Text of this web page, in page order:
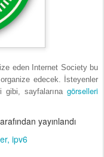
eden Internet Society bu
edecek. İsteyenler
gibi, sayfalarına görselleri
yayınlandı
ipv6